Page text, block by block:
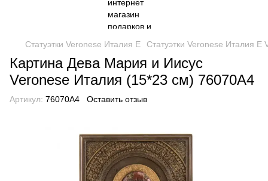
Статуэтки Veronese Италия Е Статуэтки Veronese Италия Е
Картина Дева Мария и Иисус
Veronese Италия (15*23 см) 76070A4
Артикул: 76070A4 Оставить отзыв